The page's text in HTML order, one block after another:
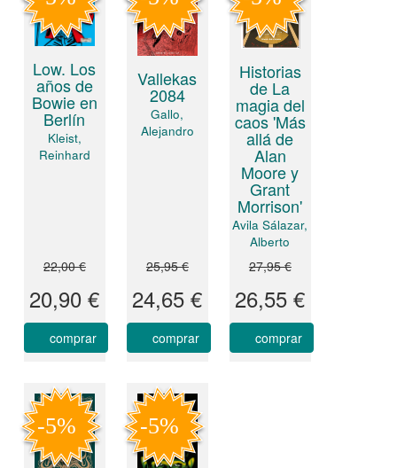
Low. Los
años de
Bowie en
Berlín
Kleist,
Reinhard
22,00 €
20,90 €
comprar
Vallekas
2084
Gallo,
Alejandro
25,95 €
24,65 €
comprar
Historias
de La
magia del
caos 'Más
allá de
Alan
Moore y
Grant
Morrison'
Avila Sálazar,
Alberto
27,95 €
26,55 €
comprar